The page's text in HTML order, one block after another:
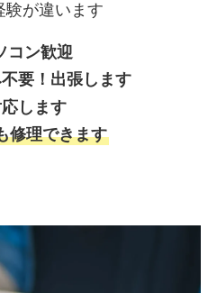
験が違います
コン歓迎
要！出張します
します
修理できます